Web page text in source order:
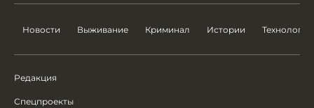
Новости Выживание Криминал Истории Технологии
Редакция
Спецпроекты